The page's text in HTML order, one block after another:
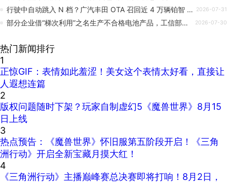
行驶中自动跳入 N 档？广汽丰田 OTA 召回近 4 万辆铂智 7，涉及行驶动力中断与除霜失效 2026-07-31
部分企业借“梯次利用”之名生产不合格电池产品，工信部废止和修订相关政策标准 2026-07-30
热门新闻排行
1
正惊GIF：表情如此羞涩！美女这个表情太好看，直接让
人遐想连篇
2
版权问题随时下架？玩家自制虚幻5《魔兽世界》8月15
日上线
3
热点预告：《魔兽世界》怀旧服第五阶段开启！《三角
洲行动》开启全新宝藏月摸大红！
4
《三角洲行动》主播巅峰赛总决赛即将打响！8月2日，